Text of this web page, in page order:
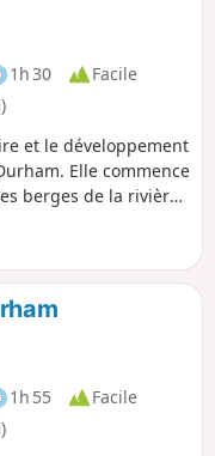
1h 30
Facile
et le développement
Elle commence
berges de la rivière,
dans l'une des
termine par les ruines
1h 55
Facile